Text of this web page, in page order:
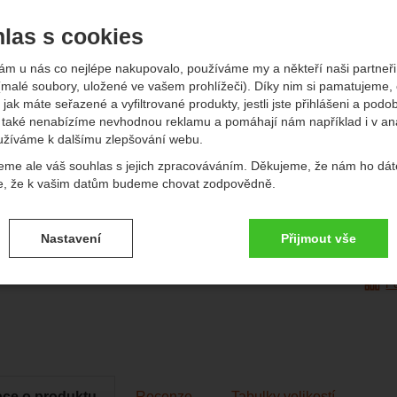
s cookies
u nás co nejlépe nakupovalo, používáme my a někteří naši partneři
soubory, uložené ve vašem prohlížeči). Díky nim si pamatujeme,
máte seřazené a vyfiltrované produkty, jestli jste přihlášeni a
nenabízíme nevhodnou reklamu a pomáhají nám například i v
k dalšímu zlepšování webu.
ale váš souhlas s jejich zpracováváním. Děkujeme, že nám ho
že k vašim datům budeme chovat zodpovědně.
souhlasů s kategoriemi cookies
- bez těchto cookies náš web nebude fungovat.
Nastavení Přijmout vše
(9